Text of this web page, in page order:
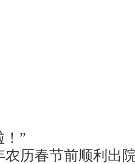
！”
农历春节前顺利出